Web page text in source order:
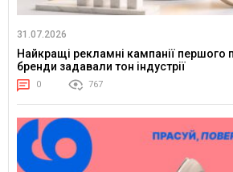
31.07.2026
Найкращі рекламні кампанії першого
бренди задавали тон індустрії
0 767